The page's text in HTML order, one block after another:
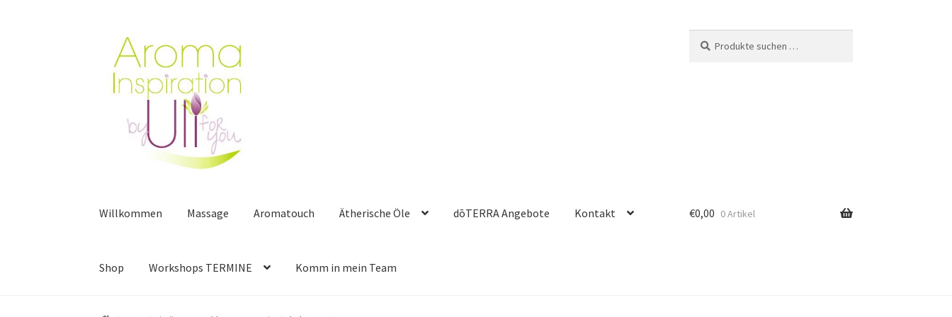
Navigation
springen
Inhalt
springen
nach:
Willkommen Massage Aromatouch Ätherische Öle dōTERRA Angebote Kontakt
Shop Workshops TERMINE Komm in mein Team
Start Anmeldung Webinar / Workshop Aroma Workshop & Produkte testen
€0,00 0 Artikel